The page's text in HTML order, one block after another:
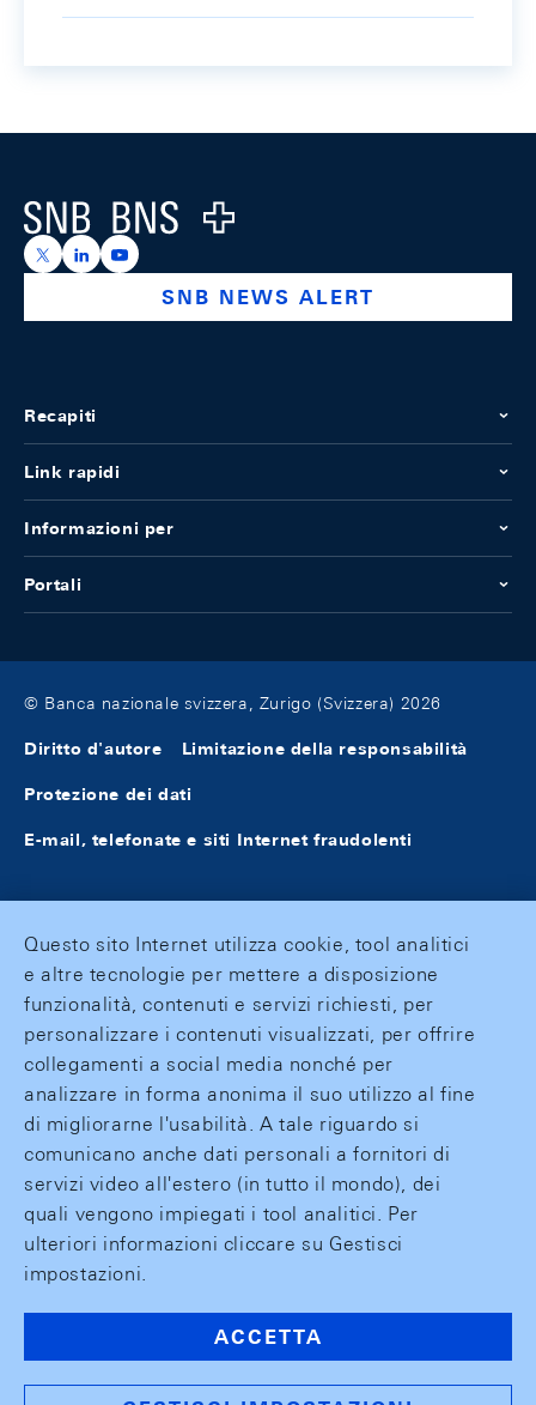
Logo
https://x.com/snb_bns
https://ch.linkedin.com/company/swiss-national-
https://www.youtube.com/@swissnationalbank
SNB NEWS ALERT
Recapiti
Link rapidi
Informazioni per
Portali
© Banca nazionale svizzera, Zurigo (Svizzera) 2026
Diritto d'autore Limitazione della responsabilità
Protezione dei dati
E-mail, telefonate e siti Internet fraudolenti
Questo sito Internet utilizza cookie, tool analitici
e altre tecnologie per mettere a disposizione
funzionalità, contenuti e servizi richiesti, per
personalizzare i contenuti visualizzati, per offrire
collegamenti a social media nonché per
analizzare in forma anonima il suo utilizzo al fine
di migliorarne l'usabilità. A tale riguardo si
comunicano anche dati personali a fornitori di
servizi video all'estero (in tutto il mondo), dei
quali vengono impiegati i tool analitici. Per
ulteriori informazioni cliccare su Gestisci
impostazioni.
ACCETTA